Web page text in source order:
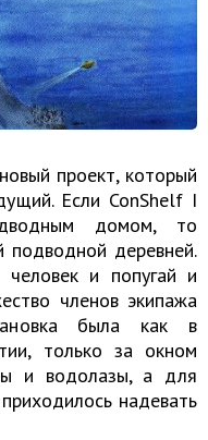
проект, который
Если ConShelf I
домом, то
деревней.
и попугай и
членов экипажа
была как в
только за окном
и водолазы, а для
надевать